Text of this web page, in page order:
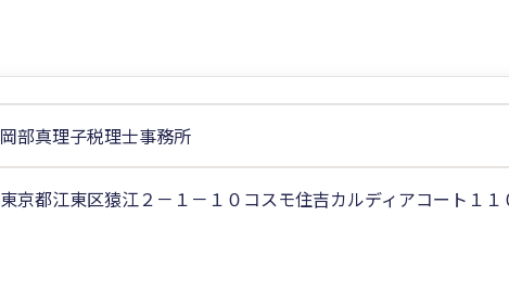
岡部真理子税理士事務所
東京都江東区猿江２－１－１０コスモ住吉カルディアコート１１